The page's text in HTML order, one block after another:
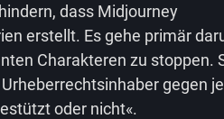
dass Midjourney
erstellt. Es gehe primär
Charakteren zu stoppen.
gegen
oder nicht«.